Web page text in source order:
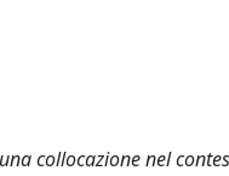
collocazione nel